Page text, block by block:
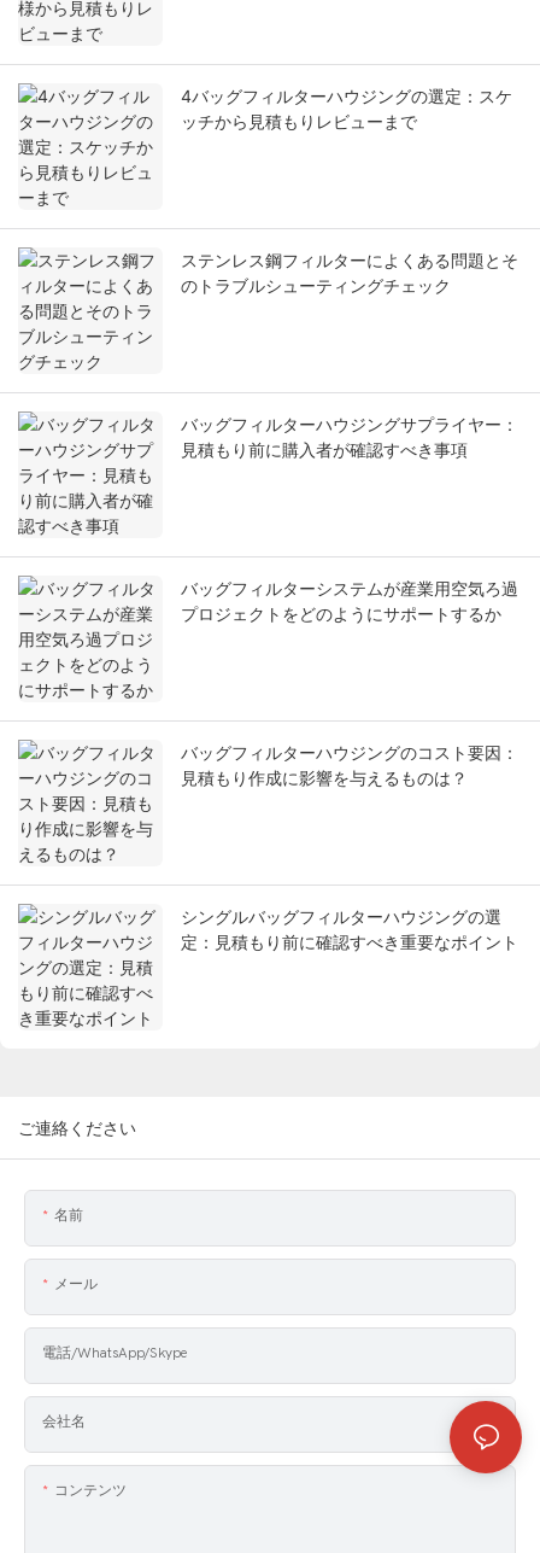
4バッグフィルターハウジングの選定：スケ
ッチから見積もりレビューまで
ステンレス鋼フィルターによくある問題とそ
のトラブルシューティングチェック
バッグフィルターハウジングサプライヤー：
見積もり前に購入者が確認すべき事項
バッグフィルターシステムが産業用空気ろ過
プロジェクトをどのようにサポートするか
バッグフィルターハウジングのコスト要因：
見積もり作成に影響を与えるものは？
シングルバッグフィルターハウジングの選
定：見積もり前に確認すべき重要なポイント
ご連絡ください
名前
メール
電話/WhatsApp/Skype
会社名
コンテンツ